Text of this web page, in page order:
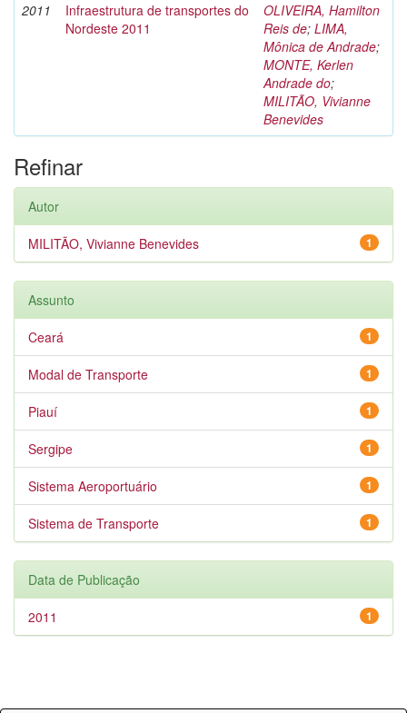
2011
Infraestrutura de transportes do
Nordeste 2011
OLIVEIRA, Hamilton
Reis de; LIMA,
Mônica de Andrade;
MONTE, Kerlen
Andrade do;
MILITÃO, Vivianne
Benevides
Refinar
Autor
1
MILITÃO, Vivianne Benevides
Assunto
1
Ceará
1
Modal de Transporte
1
Piauí
1
Sergipe
1
Sistema Aeroportuário
1
Sistema de Transporte
Data de Publicação
1
2011